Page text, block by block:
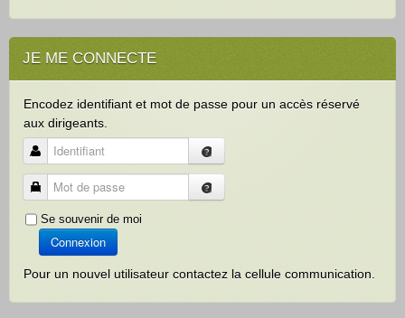
JE ME CONNECTE
Encodez identifiant et mot de passe pour un accès réservé
aux dirigeants.
Identifiant
Mot de passe
Se souvenir de moi
Connexion
Pour un nouvel utilisateur contactez la cellule communication.